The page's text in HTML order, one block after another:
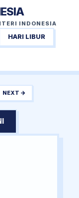
INDONESIA
HARI LIBUR
NEXT →